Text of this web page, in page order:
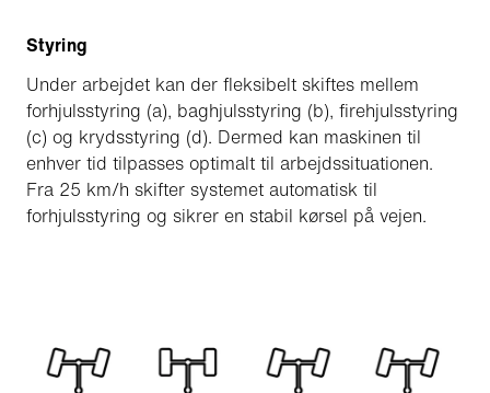
Styring
Under arbejdet kan der fleksibelt skiftes mellem
forhjulsstyring (a), baghjulsstyring (b), firehjulsstyring
(c) og krydsstyring (d). Dermed kan maskinen til
enhver tid tilpasses optimalt til arbejdssituationen.
Fra 25 km/h skifter systemet automatisk til
forhjulsstyring og sikrer en stabil kørsel på vejen.